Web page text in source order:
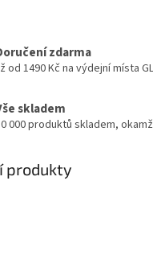
zdarma
od 1490 Kč na výdejní místa
skladem
000 produktů skladem,
produkty